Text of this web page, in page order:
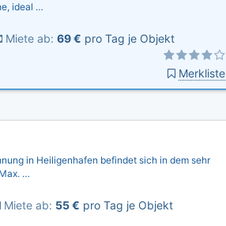
ideal …
Miete ab: 69 € pro Tag je Objekt
Merkliste
in Heiligenhafen befindet sich in dem sehr
…
Miete ab: 55 € pro Tag je Objekt